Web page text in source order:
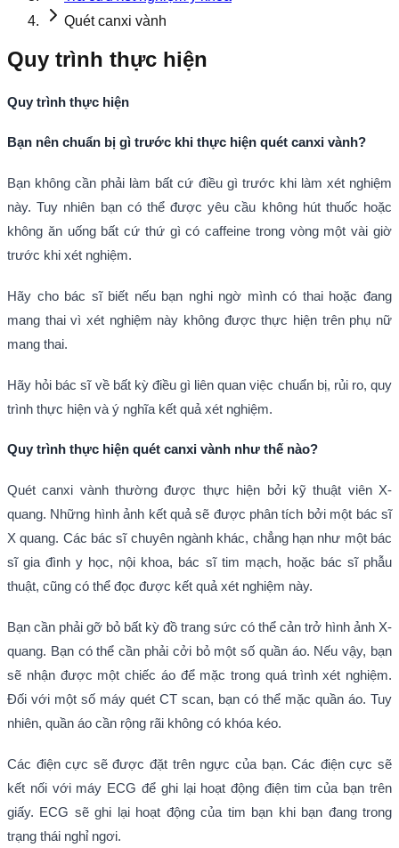
Quét canxi vành
Quy trình thực hiện
Quy trình thực hiện
Bạn nên chuẩn bị gì trước khi thực hiện quét canxi vành?
Bạn không cần phải làm bất cứ điều gì trước khi làm xét nghiệm
này. Tuy nhiên bạn có thể được yêu cầu không hút thuốc hoặc
không ăn uống bất cứ thứ gì có caffeine trong vòng một vài giờ
trước khi xét nghiệm.
Hãy cho bác sĩ biết nếu bạn nghi ngờ mình có thai hoặc đang
mang thai vì xét nghiệm này không được thực hiện trên phụ nữ
mang thai.
Hãy hỏi bác sĩ về bất kỳ điều gì liên quan việc chuẩn bị, rủi ro, quy
trình thực hiện và ý nghĩa kết quả xét nghiệm.
Quy trình thực hiện quét canxi vành như thế nào?
Quét canxi vành thường được thực hiện bởi kỹ thuật viên X-
quang. Những hình ảnh kết quả sẽ được phân tích bởi một bác sĩ
X quang. Các bác sĩ chuyên ngành khác, chẳng hạn như một bác
sĩ gia đình y học, nội khoa, bác sĩ tim mạch, hoặc bác sĩ phẫu
thuật, cũng có thể đọc được kết quả xét nghiệm này.
Bạn cần phải gỡ bỏ bất kỳ đồ trang sức có thể cản trở hình ảnh X-
quang. Bạn có thể cần phải cởi bỏ một số quần áo. Nếu vậy, bạn
sẽ nhận được một chiếc áo để mặc trong quá trình xét nghiệm.
Đối với một số máy quét CT scan, bạn có thể mặc quần áo. Tuy
nhiên, quần áo cần rộng rãi không có khóa kéo.
Các điện cực sẽ được đặt trên ngực của bạn. Các điện cực sẽ
kết nối với máy ECG để ghi lại hoạt động điện tim của bạn trên
giấy. ECG sẽ ghi lại hoạt động của tim bạn khi bạn đang trong
trạng thái nghỉ ngơi.